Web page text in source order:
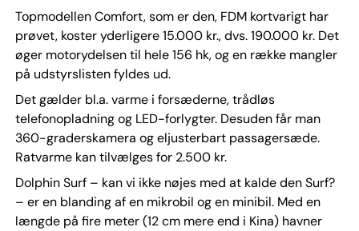
Topmodellen Comfort, som er den, FDM kortvarigt har
prøvet, koster yderligere 15.000 kr., dvs. 190.000 kr. Det
øger motorydelsen til hele 156 hk, og en række mangler
på udstyrslisten fyldes ud.
Det gælder bl.a. varme i forsæderne, trådløs
telefonopladning og LED-forlygter. Desuden får man
360-graderskamera og eljusterbart passagersæde.
Ratvarme kan tilvælges for 2.500 kr.
Dolphin Surf – kan vi ikke nøjes med at kalde den Surf?
– er en blanding af en mikrobil og en minibil. Med en
længde på fire meter (12 cm mere end i Kina) havner